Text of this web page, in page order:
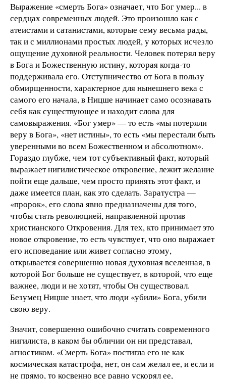
Выражение «смерть Бога» означает, что Бог умер... в
сердцах современных людей. Это произошло как с
атеистами и сатанистами, которые сему весьма рады,
так и с миллионами простых людей, у которых исчезло
ощущение духовной реальности. Человек потерял веру
в Бога и Божественную истину, которая когда-то
поддерживала его. Отступничество от Бога в пользу
обмирщенности, характерное для нынешнего века с
самого его начала, в Ницше начинает само осознавать
себя как существующее и находит слова для
самовыражения. «Бог умер» — то есть «мы потеряли
веру в Бога», «нет истины», то есть «мы перестали быть
уверенными во всем Божественном и абсолютном».
Гораздо глубже, чем тот субъективный факт, который
выражает нигилистическое откровение, лежит желание
пойти еще дальше, чем просто принять этот факт, и
даже имеется план, как это сделать. Заратустра —
«пророк», его слова явно предназначены для того,
чтобы стать революцией, направленной против
христианского Откровения. Для тех, кто принимает это
новое откровение, то есть чувствует, что оно выражает
его исповедание или живет согласно этому,
открывается совершенно новая духовная вселенная, в
которой Бог больше не существует, в которой, что еще
важнее, люди и не хотят, чтобы Он существовал.
Безумец Ницше знает, что люди «убили» Бога, убили
свою веру.
Значит, совершенно ошибочно считать современного
нигилиста, в каком бы обличии он ни представал,
агностиком. «Смерть Бога» постигла его не как
космическая катастрофа, нет, он сам желал ее, и если и
не прямо, то косвенно все равно ускорял ее,